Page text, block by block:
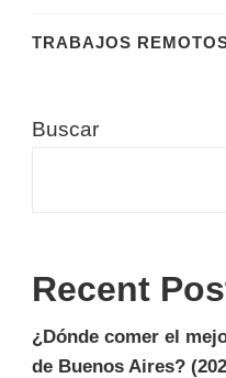
TRABAJOS
Buscar
Recent
¿Dónde comer el
de Buenos Aires?